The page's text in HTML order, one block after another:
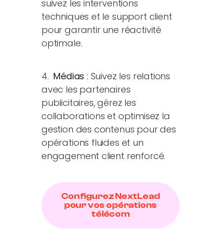
suivez les interventions
techniques et le support client
pour garantir une réactivité
optimale.
4. Médias : Suivez les relations
avec les partenaires
publicitaires, gérez les
collaborations et optimisez la
gestion des contenus pour des
opérations fluides et un
engagement client renforcé.
Configurez NextLead
pour vos opérations
télécom